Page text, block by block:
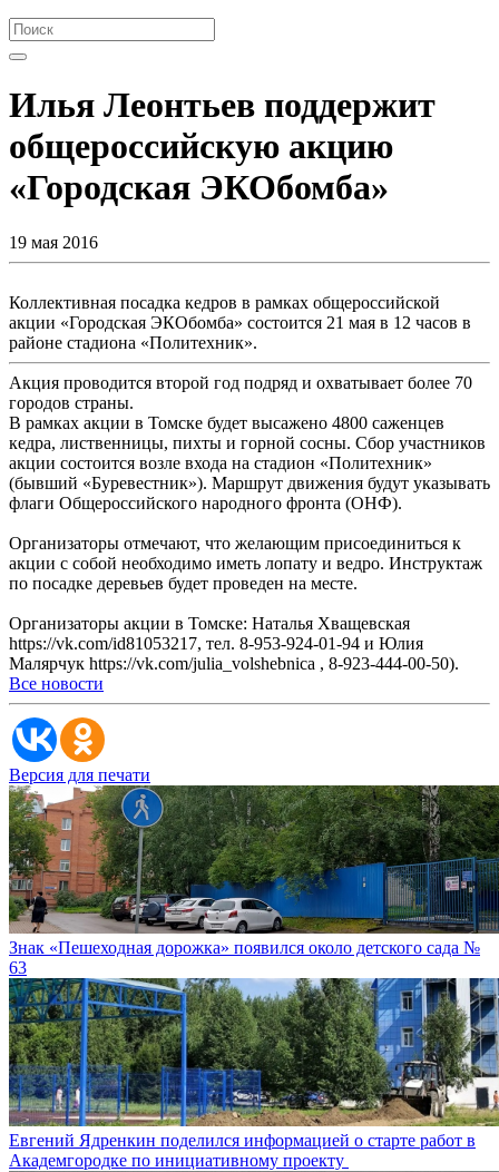
Илья Леонтьев поддержит
общероссийскую акцию
«Городская ЭКОбомба»
19 мая 2016
Коллективная посадка кедров в рамках общероссийской
акции «Городская ЭКОбомба» состоится 21 мая в 12 часов в
районе стадиона «Политехник».
Акция проводится второй год подряд и охватывает более 70
городов страны.
В рамках акции в Томске будет высажено 4800 саженцев
кедра, лиственницы, пихты и горной сосны. Сбор участников
акции состоится возле входа на стадион «Политехник»
(бывший «Буревестник»). Маршрут движения будут указывать
флаги Общероссийского народного фронта (ОНФ).
Организаторы отмечают, что желающим присоединиться к
акции с собой необходимо иметь лопату и ведро. Инструктаж
по посадке деревьев будет проведен на месте.
Организаторы акции в Томске: Наталья Хващевская
https://vk.com/id81053217, тел. 8-953-924-01-94 и Юлия
Малярчук https://vk.com/julia_volshebnica , 8-923-444-00-50).
Все новости
Версия для печати
Знак «Пешеходная дорожка» появился около детского сада №
63
Евгений Ядренкин поделился информацией о старте работ в
Академгородке по инициативному проекту